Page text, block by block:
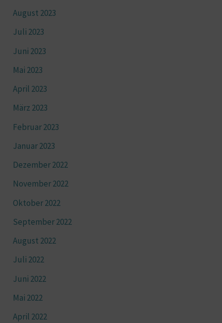
August 2023
Juli 2023
Juni 2023
Mai 2023
April 2023
März 2023
Februar 2023
Januar 2023
Dezember 2022
November 2022
Oktober 2022
September 2022
August 2022
Juli 2022
Juni 2022
Mai 2022
April 2022